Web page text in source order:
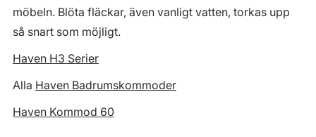
möbeln. Blöta fläckar, även vanligt vatten, torkas upp
så snart som möjligt.
Haven H3 Serier
Alla Haven Badrumskommoder
Haven Kommod 60